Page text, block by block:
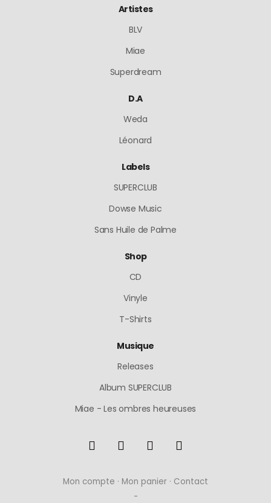
Artistes
BLV
Miae
Superdream
D.A
Weda
Léonard
Labels
SUPERCLUB
Dowse Music
Sans Huile de Palme
Shop
CD
Vinyle
T-Shirts
Musique
Releases
Album SUPERCLUB
Miae - Les ombres heureuses
Mon compte · Mon panier · Contact
-